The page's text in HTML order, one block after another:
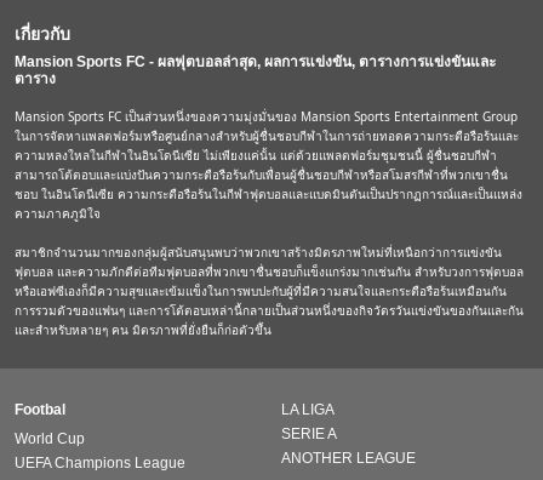
เกี่ยวกับ
Mansion Sports FC - ผลฟุตบอลล่าสุด, ผลการแข่งขัน, ตารางการแข่งขันและ
ตาราง
Mansion Sports FC เป็นส่วนหนึ่งของความมุ่งมั่นของ Mansion Sports Entertainment Group
ในการจัดหาแพลตฟอร์มหรือศูนย์กลางสำหรับผู้ชื่นชอบกีฬาในการถ่ายทอดความกระตือรือร้นและ
ความหลงใหลในกีฬาในอินโดนีเซีย ไม่เพียงแค่นั้น แต่ด้วยแพลตฟอร์มชุมชนนี้ ผู้ชื่นชอบกีฬา
สามารถโต้ตอบและแบ่งปันความกระตือรือร้นกับเพื่อนผู้ชื่นชอบกีฬาหรือสโมสรกีฬาที่พวกเขาชื่น
ชอบ ในอินโดนีเซีย ความกระตือรือร้นในกีฬาฟุตบอลและแบดมินตันเป็นปรากฏการณ์และเป็นแหล่ง
ความภาคภูมิใจ
สมาชิกจำนวนมากของกลุ่มผู้สนับสนุนพบว่าพวกเขาสร้างมิตรภาพใหม่ที่เหนือกว่าการแข่งขัน
ฟุตบอล และความภักดีต่อทีมฟุตบอลที่พวกเขาชื่นชอบก็แข็งแกร่งมากเช่นกัน สำหรับวงการฟุตบอล
หรือเอฟซีเองก็มีความสุขและเข้มแข็งในการพบปะกับผู้ที่มีความสนใจและกระตือรือร้นเหมือนกัน
การรวมตัวของแฟนๆ และการโต้ตอบเหล่านี้กลายเป็นส่วนหนึ่งของกิจวัตรวันแข่งขันของกันและกัน
และสำหรับหลายๆ คน มิตรภาพที่ยั่งยืนก็ก่อตัวขึ้น
Footbal
World Cup
UEFA Champions League
LA LIGA
SERIE A
ANOTHER LEAGUE